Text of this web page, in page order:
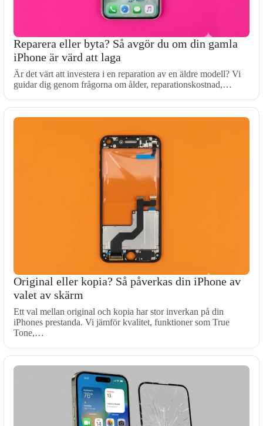
Reparera eller byta? Så avgör du om din gamla
iPhone är värd att laga
Är det värt att investera i en reparation av en äldre modell? Vi
guidar dig genom frågorna om ålder, reparationskostnad,…
Original eller kopia? Så påverkas din iPhone av
valet av skärm
Ett val mellan original och kopia har stor inverkan på din
iPhones prestanda. Vi jämför kvalitet, funktioner som True
Tone,…